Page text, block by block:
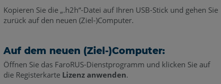
Kopieren Sie die „.h2h“-Datei auf Ihren USB-Stick und gehen Sie
zurück auf den neuen (Ziel-)Computer.
Auf dem neuen (Ziel-)Computer:
Öffnen Sie das FaroRUS-Dienstprogramm und klicken Sie auf
die Registerkarte Lizenz anwenden.